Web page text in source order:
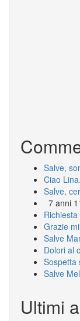
Salve,
Ciao
Salve,
7 anni
Grazie
Salve
Dolori al
Sospetta
Salve
Ultimi